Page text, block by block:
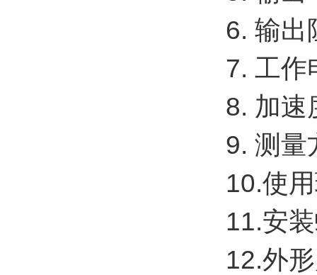
6. 输
7. 工作
8. 加速
9. 测量
10.使
11.安
12.外